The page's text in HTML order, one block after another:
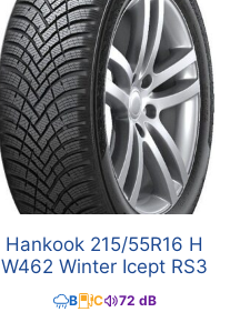
Hankook 215/55R16 H
W462 Winter Icept RS3
B C 72 dB